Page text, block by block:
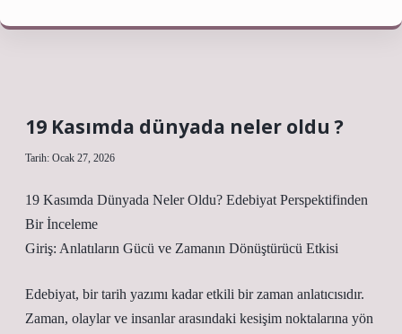
19 Kasımda dünyada neler oldu ?
Tarih: Ocak 27, 2026
19 Kasımda Dünyada Neler Oldu? Edebiyat Perspektifinden
Bir İnceleme
Giriş: Anlatıların Gücü ve Zamanın Dönüştürücü Etkisi
Edebiyat, bir tarih yazımı kadar etkili bir zaman anlatıcısıdır.
Zaman, olaylar ve insanlar arasındaki kesişim noktalarına yön